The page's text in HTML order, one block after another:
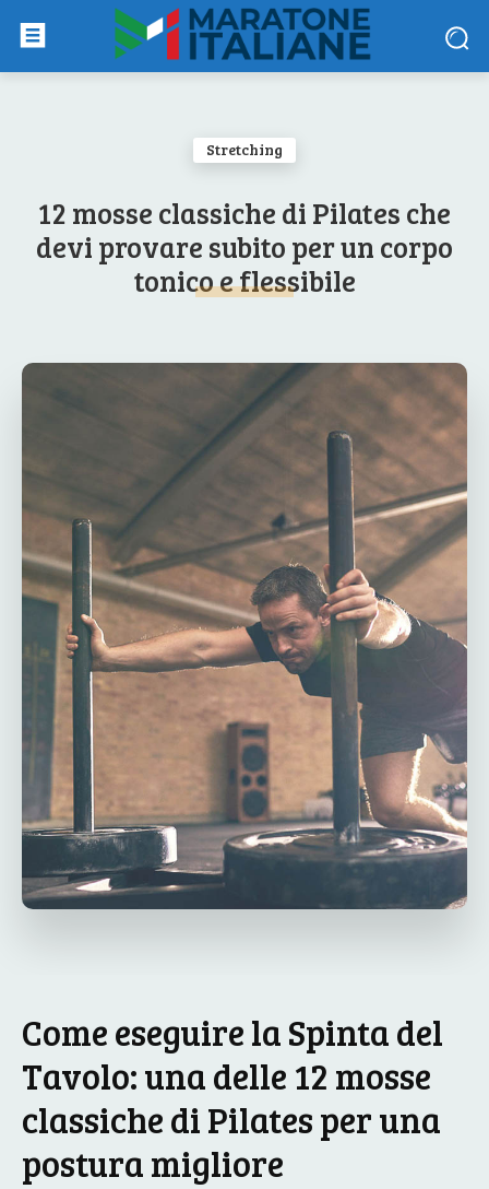
Stretching
12 mosse classiche di Pilates che
devi provare subito per un corpo
tonico e flessibile
Come eseguire la Spinta del
Tavolo: una delle 12 mosse
classiche di Pilates per una
postura migliore